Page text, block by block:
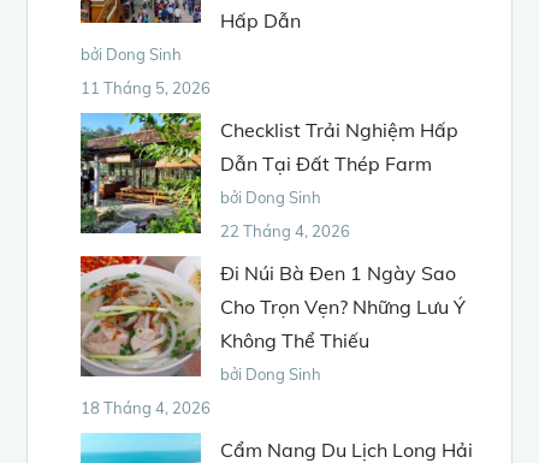
Hấp Dẫn
bởi Dong Sinh
11 Tháng 5, 2026
Checklist Trải Nghiệm Hấp
Dẫn Tại Đất Thép Farm
bởi Dong Sinh
22 Tháng 4, 2026
Đi Núi Bà Đen 1 Ngày Sao
Cho Trọn Vẹn? Những Lưu Ý
Không Thể Thiếu
bởi Dong Sinh
18 Tháng 4, 2026
Cẩm Nang Du Lịch Long Hải